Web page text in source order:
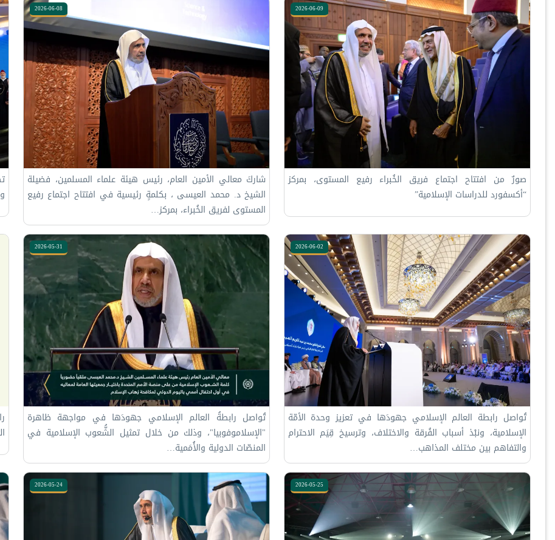
2026-06-09
‏صورٌ من افتتاح اجتماع فريق الخُبراء رفيع المستوى، بمركز
“أكسفورد للدراسات الإسلامية”
2026-06-08
شاركَ معالي الأمين العام، رئيس هيئة علماء المسلمين، فضيلة
الشيخ د. ⁧‫محمد العيسى‬⁩ ‬⁩، بكلمةٍ رئيسية في افتتاح اجتماع رفيع
المستوى لفريق الخُبراء، بمركز…
2026-06-02
تُواصل ⁧‫رابطة العالم الإسلامي‬⁩ جهودَها في تعزيز وحدة الأمّة
الإسلامية، ونبْذ أسباب الفُرقة والاختلاف، وترسيخ قِيَم الاحترام
والتفاهم بين مختلف المذاهب…
2026-05-31
تُواصل ⁧‫رابطةُ العالم الإسلامي‬⁩ جهودَها في مواجهة ظاهرة
"الإسلاموفوبيا"، وذلك من خلال تمثيل الشُّعوب الإسلامية في
المنصّات الدولية والأُمَمية…
2026-05-25
2026-05-24